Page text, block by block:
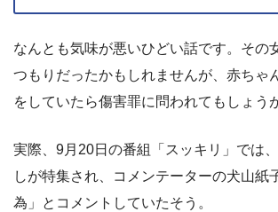
なんとも気味が悪いひどい話です。その
つもりだったかもしれませんが、赤ちゃ
をしていたら傷害罪に問われてもしょう
実際、9月20日の番組「スッキリ」では
しが特集され、コメンテーターの犬山紙
為」とコメントしていたそう。